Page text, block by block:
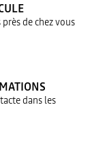
de chez vous
dans les